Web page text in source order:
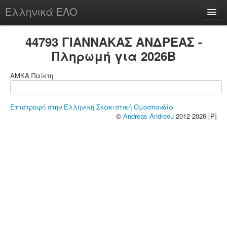
Ελληνικά ΕΛΟ
chesstu.be @ discord
44793 ΓΙΑΝΝΑΚΑΣ ΑΝΔΡΕΑΣ -
Πληρωμή για 2026B
ΑΜΚΑ Παίκτη
Επιστροφή στην Ελληνική Σκακιστική Ομοσπονδία
© Andreas Andreou 2012-2026 [P]